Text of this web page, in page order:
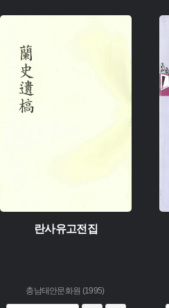
유형 :
생산 :
소장 :
란사유고전집
충남태안문화원 (1995)